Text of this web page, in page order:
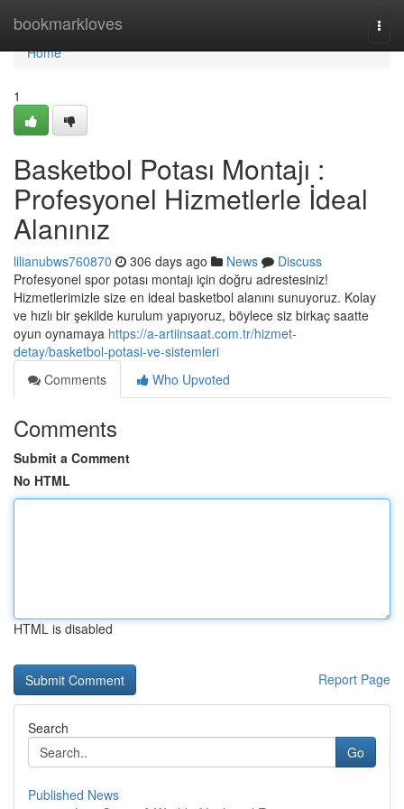
bookmarkloves
Home
Home
1
Basketbol Potası Montajı :
Profesyonel Hizmetlerle İdeal
Alanınız
lilianubws760870 306 days ago News
Discuss
Profesyonel spor potası montajı için doğru adrestesiniz!
Hizmetlerimizle size en ideal basketbol alanını sunuyoruz. Kolay
ve hızlı bir şekilde kurulum yapıyoruz, böylece siz birkaç saatte
oyun oynamaya https://a-artiinsaat.com.tr/hizmet-
detay/basketbol-potasi-ve-sistemleri
Comments
Who Upvoted
Comments
Submit a Comment
No HTML
HTML is disabled
Report Page
Search
Go
Published News